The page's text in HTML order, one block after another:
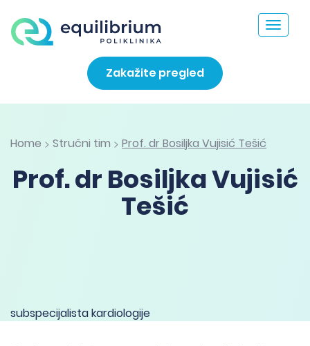
Toggle
Zakažite pregled
Home > Stručni tim > Prof. dr Bosiljka Vujisić Tešić
Prof. dr Bosiljka Vujisić
Tešić
subspecijalista kardiologije